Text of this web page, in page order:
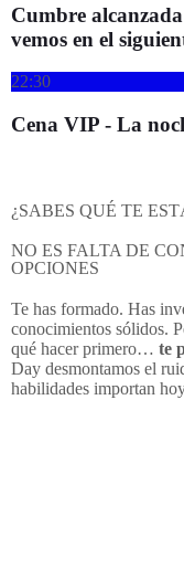
Cumbre
vemos en el
22:30
Cena VIP - La
¿SABES QUÉ TE
NO ES FALTA DE
OPCIONES
Te has formado. Has
conocimientos sólidos.
qué hacer primero… te
Day desmontamos el
habilidades importan